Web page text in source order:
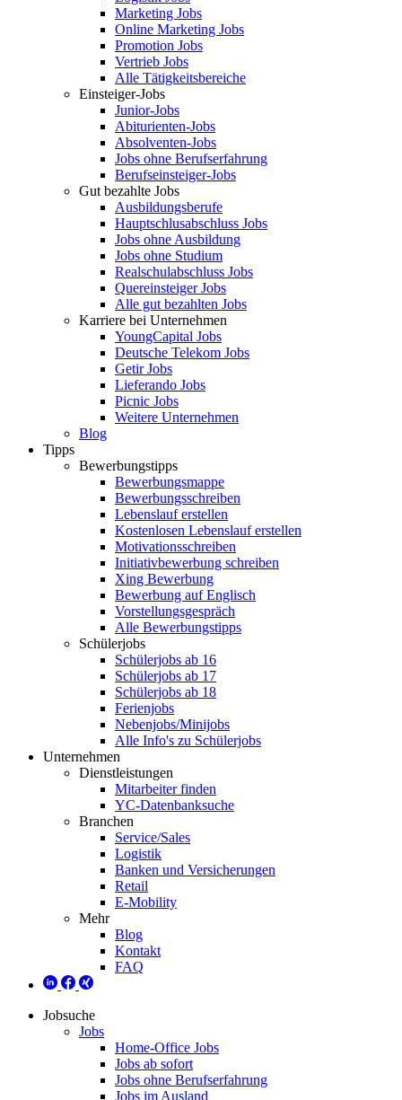
Marketing Jobs
Online Marketing Jobs
Promotion Jobs
Vertrieb Jobs
Alle Tätigkeitsbereiche
Einsteiger-Jobs
Junior-Jobs
Abiturienten-Jobs
Absolventen-Jobs
Jobs ohne Berufserfahrung
Berufseinsteiger-Jobs
Gut bezahlte Jobs
Ausbildungsberufe
Hauptschlusabschluss Jobs
Jobs ohne Ausbildung
Jobs ohne Studium
Realschulabschluss Jobs
Quereinsteiger Jobs
Alle gut bezahlten Jobs
Karriere bei Unternehmen
YoungCapital Jobs
Deutsche Telekom Jobs
Getir Jobs
Lieferando Jobs
Picnic Jobs
Weitere Unternehmen
Blog
Tipps
Bewerbungstipps
Bewerbungsmappe
Bewerbungsschreiben
Lebenslauf erstellen
Kostenlosen Lebenslauf erstellen
Motivationsschreiben
Initiativbewerbung schreiben
Xing Bewerbung
Bewerbung auf Englisch
Vorstellungsgespräch
Alle Bewerbungstipps
Schülerjobs
Schülerjobs ab 16
Schülerjobs ab 17
Schülerjobs ab 18
Ferienjobs
Nebenjobs/Minijobs
Alle Info's zu Schülerjobs
Unternehmen
Dienstleistungen
Mitarbeiter finden
YC-Datenbanksuche
Branchen
Service/Sales
Logistik
Banken und Versicherungen
Retail
E-Mobility
Mehr
Blog
Kontakt
FAQ
Jobsuche
Jobs
Home-Office Jobs
Jobs ab sofort
Jobs ohne Berufserfahrung
Jobs im Ausland